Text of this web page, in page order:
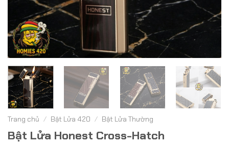
Trang chủ / Bật Lửa 420 / Bật Lửa Thường
Bật Lửa Honest Cross-Hatch